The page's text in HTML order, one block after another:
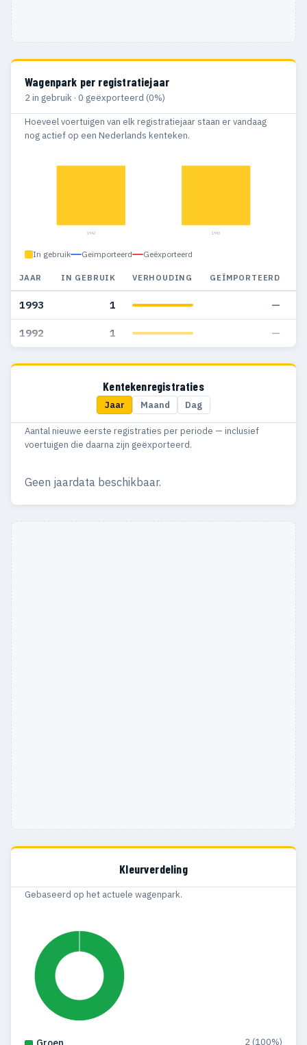
Wagenpark per registratiejaar
2 in gebruik · 0 geëxporteerd (0%)
Hoeveel voertuigen van elk registratiejaar staan er vandaag
nog actief op een Nederlands kenteken.
1992 1993
In gebruik Geïmporteerd Geëxporteerd
JAAR IN GEBRUIK VERHOUDING GEÏMPORTEERD
1993 1 —
1992 1 —
Kentekenregistraties
Jaar Maand Dag
Aantal nieuwe eerste registraties per periode — inclusief
voertuigen die daarna zijn geëxporteerd.
Geen jaardata beschikbaar.
Kleurverdeling
Gebaseerd op het actuele wagenpark.
2 (100%)